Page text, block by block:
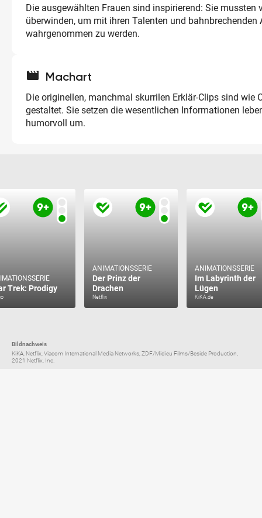
Die ausgewählten Frauen sind inspirierend: Sie mussten
überwinden, um mit ihren Talenten und bahnbrechenden
wahrgenommen zu werden.
movie Machart
Die originellen, manchmal skurrilen Erklär-Clips sind wie
gestaltet. Sie setzen die wesentlichen Informationen
humorvoll um.
Trek: Prodigy
ANIMATIONSSERIE
Der Prinz der
Drachen
Netflix
ANIMATIONSSERIE
Im Labyrinth der
Lügen
KiKA.de
Bildnachweis
KiKA, Netflix, Viacom International Media Networks, ZDF/Midieu Films/Beside Production,
2021 Netflix, Inc.